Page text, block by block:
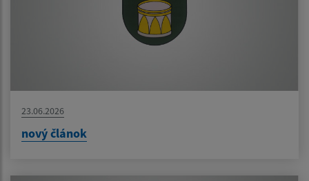
23.06.2026
nový článok